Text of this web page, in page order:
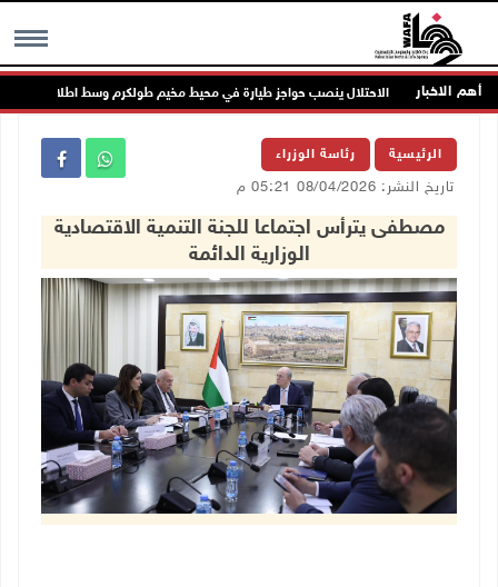
MENU أهم الاخبار الاحتلال ينصب حواجز طيارة في محيط مخيم طولكرم وسط اطلاق كثيف
الرئيسية رئاسة الوزراء
تاريخ النشر: 08/04/2026 05:21 م
مصطفى يترأس اجتماعا للجنة التنمية الاقتصادية
الوزارية الدائمة